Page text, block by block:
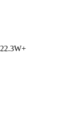
22.3W+